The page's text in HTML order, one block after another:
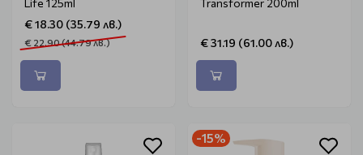
Life 125ml
€ 18.30 (35.79 лв.)
€ 22.90 (44.79 лв.)
Transformer 200ml
€ 31.19 (61.00 лв.)
-15%